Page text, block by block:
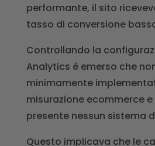
performante, il sito
tasso di conversione
Controllando la
Analytics è emerso che
minimamente
misurazione ecommerce e
presente nessun sistema
Questo implicava che le